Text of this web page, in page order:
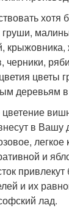
хотя
черники,
цветы
деревьям
в Вашу
легкое
и
и их
лад.